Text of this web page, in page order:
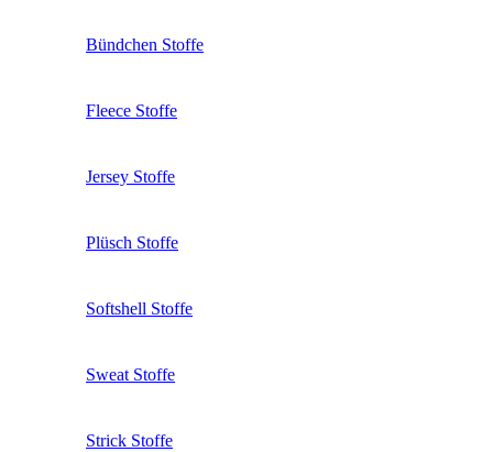
Bündchen Stoffe
Fleece Stoffe
Jersey Stoffe
Plüsch Stoffe
Softshell Stoffe
Sweat Stoffe
Strick Stoffe